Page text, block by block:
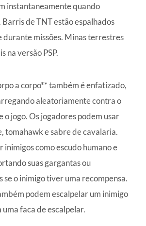
instantaneamente quando
Barris de TNT estão espalhados
durante missões. Minas terrestres
na versão PSP.
a corpo** também é enfatizado,
aleatoriamente contra o
o jogo. Os jogadores podem usar
tomahawk e sabre de cavalaria.
inimigos como escudo humano e
suas gargantas ou
se o inimigo tiver uma recompensa.
podem escalpelar um inimigo
faca de escalpelar.